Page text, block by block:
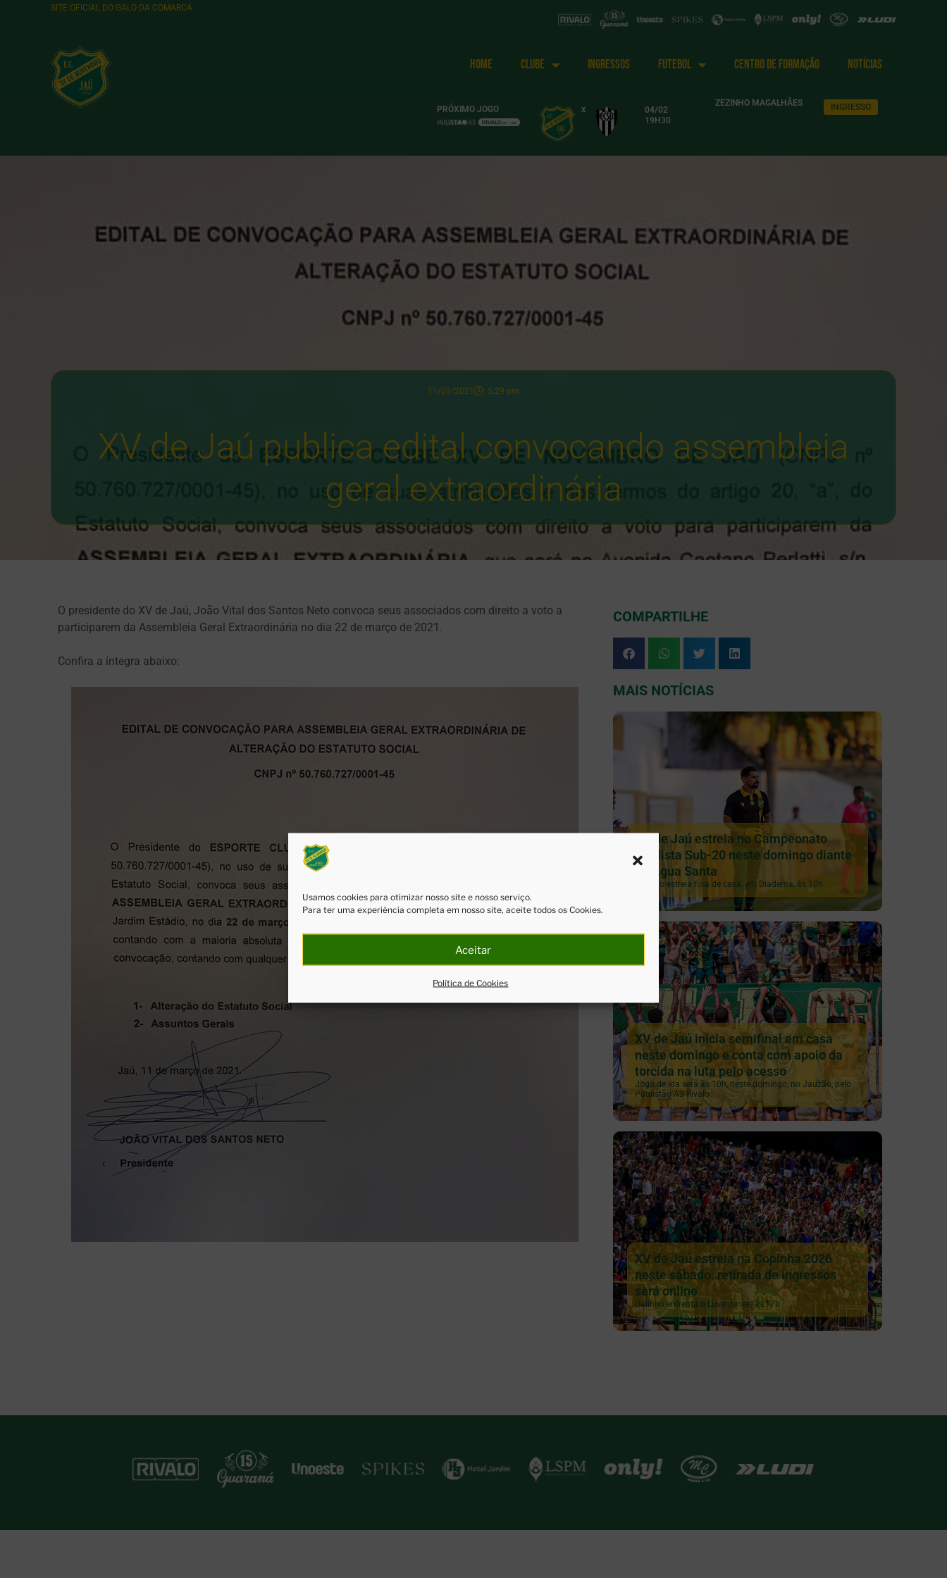
Usamos cookies para otimizar nosso site e nosso serviço.
Para ter uma experiência completa em nosso site, aceite todos os Cookies.
Aceitar
Política de Cookies
SITE OFICIAL DO GALO DA COMARCA
HOME CLUBE INGRESSOS FUTEBOL CENTRO DE FORMAÇÃO NOTÍCIAS
PRÓXIMO JOGO x
04/02
19H30
ZEZINHO MAGALHÃES INGRESSO
11/03/2021 5:29 pm
XV de Jaú publica edital convocando assembleia
geral extraordinária
O presidente do XV de Jaú, João Vital dos Santos Neto convoca seus associados com direito a voto a
participarem da Assembleia Geral Extraordinária no dia 22 de março de 2021.
Confira a íntegra abaixo:
COMPARTILHE
MAIS NOTÍCIAS
XV de Jaú estreia no Campeonato
Paulista Sub-20 neste domingo diante
do Água Santa
Galinho estreia fora de casa, em Diadema, às 10h
XV de Jaú inicia semifinal em casa
neste domingo e conta com apoio da
torcida na luta pelo acesso
Jogo de ida será às 10h, neste domingo, no Jauzão, pelo
Paulistão A3 Rivalo
XV de Jaú estreia na Copinha 2026
neste sábado: retirada de ingressos
será online
Galinho enfrenta o Luverdense, às 17h